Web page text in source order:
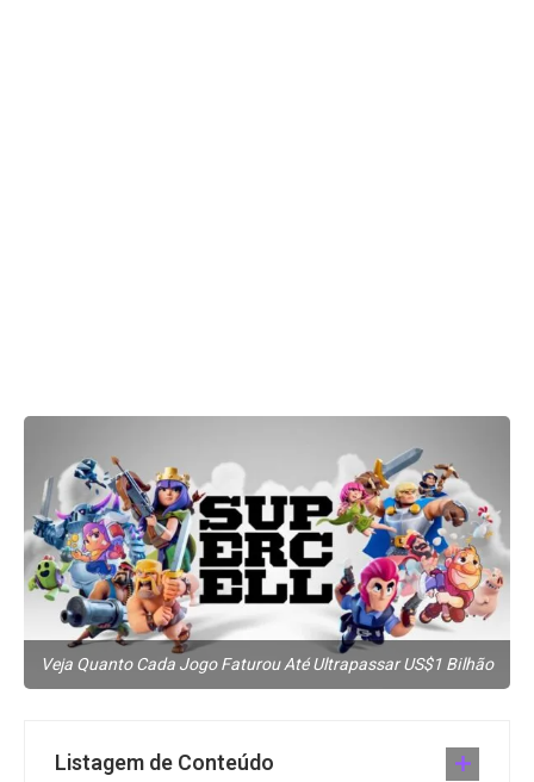
Veja Quanto Cada Jogo Faturou Até Ultrapassar US$1 Bilhão
Listagem de Conteúdo